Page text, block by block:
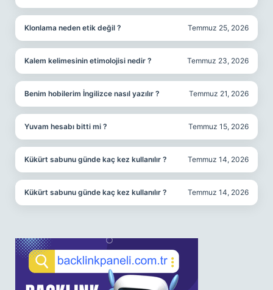
Klonlama neden etik değil ? Temmuz 25, 2026
Kalem kelimesinin etimolojisi nedir ? Temmuz 23, 2026
Benim hobilerim İngilizce nasıl yazılır ? Temmuz 21, 2026
Yuvam hesabı bitti mi ? Temmuz 15, 2026
Kükürt sabunu günde kaç kez kullanılır ? Temmuz 14, 2026
Kükürt sabunu günde kaç kez kullanılır ? Temmuz 14, 2026